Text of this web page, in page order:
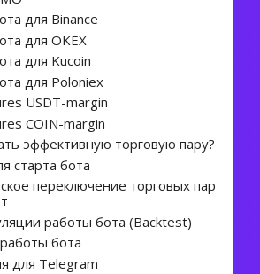
для Binance
для OKEX
для Kucoin
для Poloniex
USDT-margin
COIN-margin
эффективную торговую пару?
старта бота
переключение торговых пар
работы бота (Backtest)
бота
для Telegram